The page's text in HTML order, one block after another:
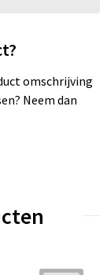
omschrijving
Neem dan